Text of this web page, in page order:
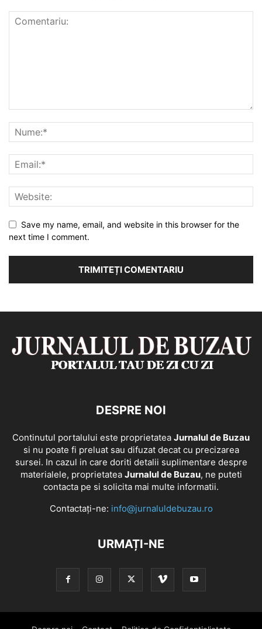
Save my name, email, and website in this browser for the
next time I comment.
DESPRE NOI
Continutul portalului este proprietatea Jurnalul de Buzau
si nu poate fi preluat sau difuzat decat cu precizarea
sursei. In cazul in care doriti detalii suplimentare despre
materialele, proprietatea Jurnalul de Buzau, ne puteti
contacta pe si solicita mai multe informatii.
Contactați-ne: info@jurnaluldebuzau.ro
URMAȚI-NE